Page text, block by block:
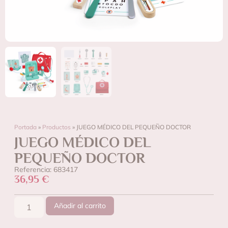
Portada » Productos » JUEGO MÉDICO DEL PEQUEÑO DOCTOR
JUEGO MÉDICO DEL
PEQUEÑO DOCTOR
Referencia: 683417
36,95 €
Añadir al carrito